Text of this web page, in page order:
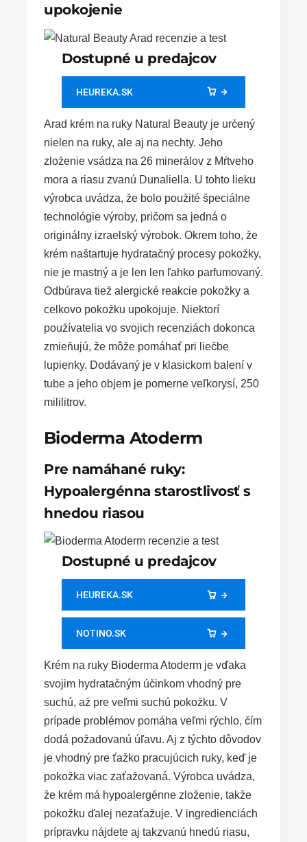
upokojenie
Dostupné u predajcov
HEUREKA.SK
Arad krém na ruky Natural Beauty je určený
nielen na ruky, ale aj na nechty. Jeho
zloženie vsádza na 26 minerálov z Mŕtveho
mora a riasu zvanú Dunaliella. U tohto lieku
výrobca uvádza, že bolo použité špeciálne
technológie výroby, pričom sa jedná o
originálny izraelský výrobok. Okrem toho, že
krém naštartuje hydratačný procesy pokožky,
nie je mastný a je len len ľahko parfumovaný.
Odbúrava tiež alergické reakcie pokožky a
celkovo pokožku upokojuje. Niektorí
používatelia vo svojich recenziách dokonca
zmieňujú, že môže pomáhať pri liečbe
lupienky. Dodávaný je v klasickom balení v
tube a jeho objem je pomerne veľkorysí, 250
mililitrov.
Bioderma Atoderm
Pre namáhané ruky:
Hypoalergénna starostlivosť s
hnedou riasou
Dostupné u predajcov
HEUREKA.SK
NOTINO.SK
Krém na ruky Bioderma Atoderm je vďaka
svojim hydratačným účinkom vhodný pre
suchú, až pre veľmi suchú pokožku. V
prípade problémov pomáha veľmi rýchlo, čím
dodá požadovanú úľavu. Aj z týchto dôvodov
je vhodný pre ťažko pracujúcich ruky, keď je
pokožka viac zaťažovaná. Výrobca uvádza,
že krém má hypoalergénne zloženie, takže
pokožku ďalej nezaťažuje. V ingredienciách
prípravku nájdete aj takzvanú hnedú riasu,